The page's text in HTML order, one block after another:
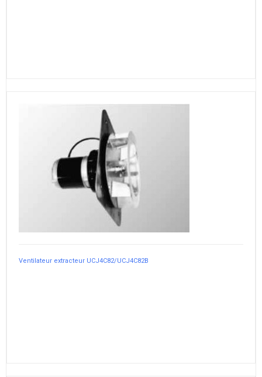
Ventilateur extracteur UCJ4C82/UCJ4C82B